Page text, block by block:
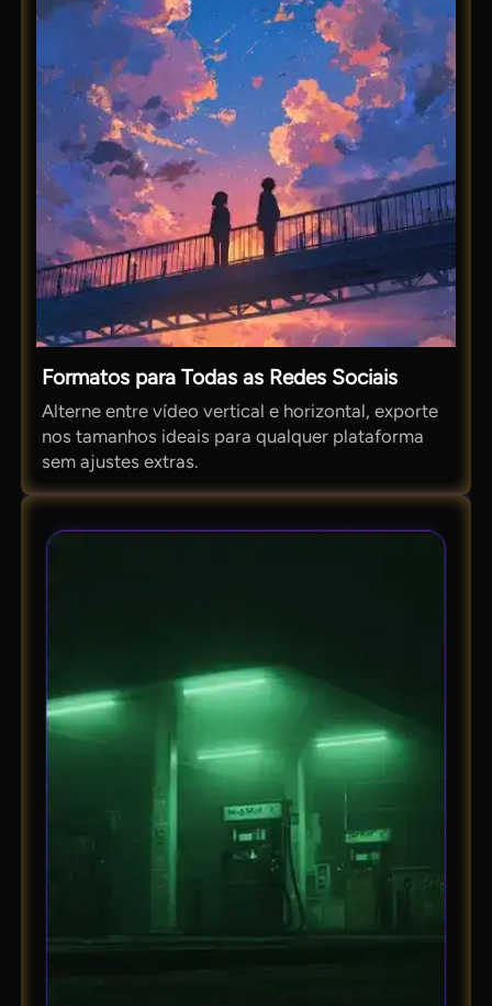
Formatos para Todas as Redes Sociais
Alterne entre vídeo vertical e horizontal, exporte
nos tamanhos ideais para qualquer plataforma
sem ajustes extras.